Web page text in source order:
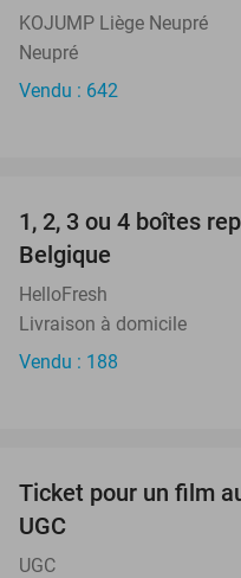
KOJUMP Liège Neupré
Neupré
Vendu : 642
1, 2, 3 ou 4 boîtes
Belgique
HelloFresh
Livraison à domicile
Vendu : 188
Ticket pour un film
UGC
UGC